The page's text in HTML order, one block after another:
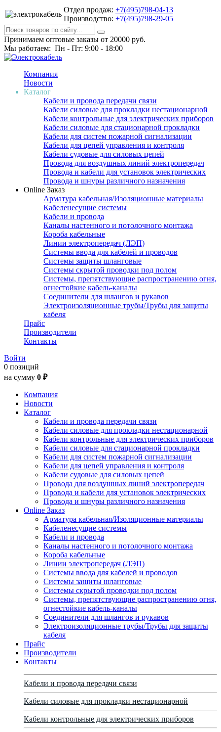
Отдел продаж: +7(495)798-04-13
Производство: +7(495)798-29-05
Принимаем оптовые заказы от 20000 руб.
Мы работаем: Пн - Пт: 9:00 - 18:00
Компания
Новости
Каталог
Кабели и провода передачи связи
Кабели силовые для прокладки нестационарной
Кабели контрольные для электрических приборов
Кабели силовые для стационарной прокладки
Кабели для систем пожарной сигнализации
Кабели для цепей управления и контроля
Кабели судовые для силовых цепей
Провода для воздушных линий электропередач
Провода и кабели для установок электрических
Провода и шнуры различного назначения
Online Заказ
Арматура кабельная/Изоляционные материалы
Кабеленесущие системы
Кабели и провода
Каналы настенного и потолочного монтажа
Короба кабельные
Линии электропередач (ЛЭП)
Системы ввода для кабелей и проводов
Системы защиты шланговые
Системы скрытой проводки под полом
Системы, препятствующие распространению огня,
огнестойкие кабель-каналы
Соединители для шлангов и рукавов
Электроизоляционные трубы/Трубы для защиты
кабеля
Прайс
Производители
Контакты
Войти
0 позиций
на сумму 0 ₽
Компания
Новости
Каталог
Кабели и провода передачи связи
Кабели силовые для прокладки нестационарной
Кабели контрольные для электрических приборов
Кабели силовые для стационарной прокладки
Кабели для систем пожарной сигнализации
Кабели для цепей управления и контроля
Кабели судовые для силовых цепей
Провода для воздушных линий электропередач
Провода и кабели для установок электрических
Провода и шнуры различного назначения
Online Заказ
Арматура кабельная/Изоляционные материалы
Кабеленесущие системы
Кабели и провода
Каналы настенного и потолочного монтажа
Короба кабельные
Линии электропередач (ЛЭП)
Системы ввода для кабелей и проводов
Системы защиты шланговые
Системы скрытой проводки под полом
Системы, препятствующие распространению огня,
огнестойкие кабель-каналы
Соединители для шлангов и рукавов
Электроизоляционные трубы/Трубы для защиты
кабеля
Прайс
Производители
Контакты
Кабели и провода передачи связи
Кабели силовые для прокладки нестационарной
Кабели контрольные для электрических приборов